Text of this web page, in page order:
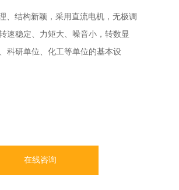
、结构新颖，采用直流电机，无极调
速稳定、力矩大、噪音小，转数显
科研单位、化工等单位的基本设
在线咨询